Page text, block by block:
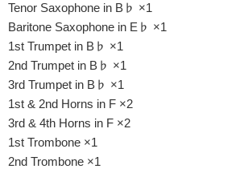
Tenor Saxophone in B♭ ×1
Baritone Saxophone in E♭ ×1
1st Trumpet in B♭ ×1
2nd Trumpet in B♭ ×1
3rd Trumpet in B♭ ×1
1st & 2nd Horns in F ×2
3rd & 4th Horns in F ×2
1st Trombone ×1
2nd Trombone ×1